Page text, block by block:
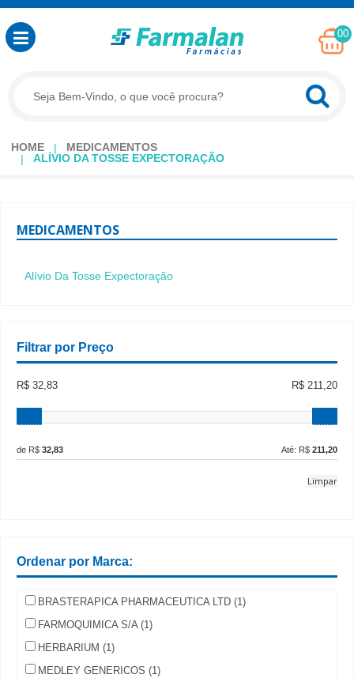
00
HOME
MEDICAMENTOS
ALÍVIO DA TOSSE EXPECTORAÇÃO
MEDICAMENTOS
Alívio Da Tosse Expectoração
Filtrar por Preço
R$ 32,83 R$ 211,20
de R$ 32,83 Até: R$ 211,20
Limpar
Ordenar por Marca:
BRASTERAPICA PHARMACEUTICA LTD (1)
FARMOQUIMICA S/A (1)
HERBARIUM (1)
MEDLEY GENERICOS (1)